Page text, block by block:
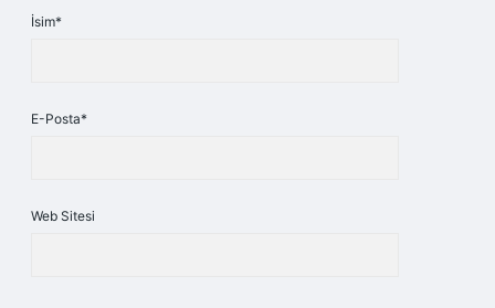
İsim*
E-Posta*
Web Sitesi